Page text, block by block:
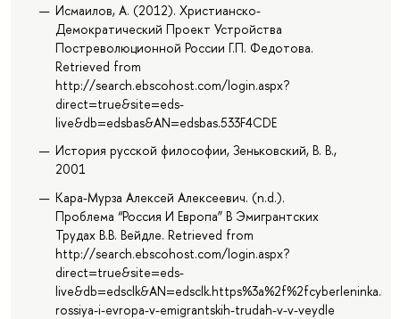
Исмаилов, А. (2012). Христианско-
Демократический Проект Устройства
Постреволюционной России Г.П. Федотова.
Retrieved from
http://search.ebscohost.com/login.aspx?
direct=true&site=eds-
live&db=edsbas&AN=edsbas.533F4CDE
История русской философии, Зеньковский, В. В.,
2001
Кара-Мурза Алексей Алексеевич. (n.d.).
Проблема “Россия И Европа” В Эмигрантских
Трудах В.В. Вейдле. Retrieved from
http://search.ebscohost.com/login.aspx?
direct=true&site=eds-
rossiya-i-evropa-v-emigrantskih-trudah-v-v-veydle